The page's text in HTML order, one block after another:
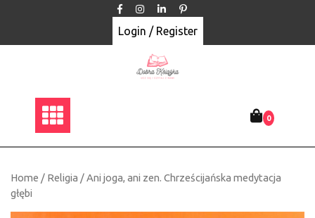
Login / Register
0
Home / Religia / Ani joga, ani zen. Chrześcijańska medytacja
głębi